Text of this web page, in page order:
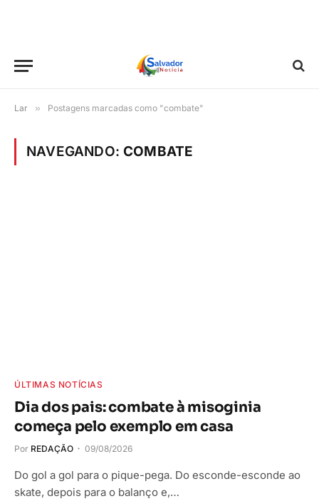
Lar » Postagens marcadas como "combate"
NAVEGANDO: COMBATE
ÚLTIMAS NOTÍCIAS
Dia dos pais: combate à misoginia
começa pelo exemplo em casa
Por REDAÇÃO 09/08/2026
Do gol a gol para o pique-pega. Do esconde-esconde ao
skate, depois para o balanço e,…